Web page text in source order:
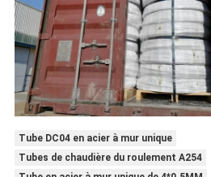
Tube DC04 en acier à mur unique
Tubes de chaudière du roulement A254